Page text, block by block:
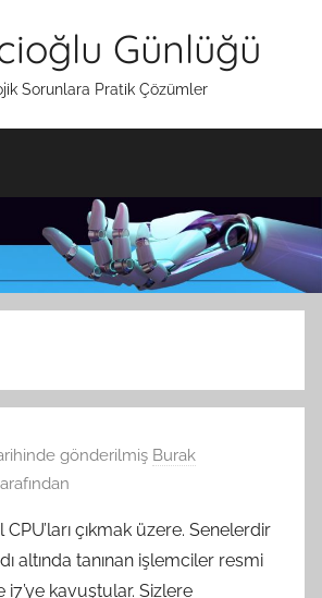
Günlüğü
Sorunlara Pratik Çözümler
gönderilmiş Burak
CPU’ları çıkmak üzere. Senelerdir
altında tanınan işlemciler resmi
i7’ye kavuştular. Sizlere